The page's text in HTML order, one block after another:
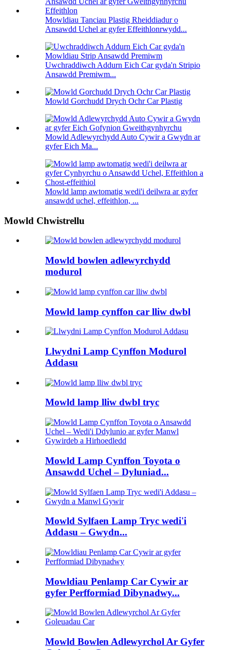
Mowldiau Tanciau Plastig Rheiddiadur o
Ansawdd Uchel ar gyfer Effeithlonrwydd...
Uwchraddiwch Addurn Eich Car gyda'n Stripio
Ansawdd Premiwm...
Mowld Gorchudd Drych Ochr Car Plastig
Mowld Adlewyrchydd Auto Cywir a Gwydn ar
gyfer Eich Ma...
Mowld lamp awtomatig wedi'i deilwra ar gyfer
ansawdd uchel, effeithlon, ...
Mowld Chwistrellu
Mowld bowlen adlewyrchydd
modurol
Mowld lamp cynffon car lliw dwbl
Llwydni Lamp Cynffon Modurol
Addasu
Mowld lamp lliw dwbl tryc
Mowld Lamp Cynffon Toyota o
Ansawdd Uchel – Dyluniad...
Mowld Sylfaen Lamp Tryc wedi'i
Addasu – Gwydn...
Mowldiau Penlamp Car Cywir ar
gyfer Perfformiad Dibynadwy...
Mowld Bowlen Adlewyrchol Ar Gyfer